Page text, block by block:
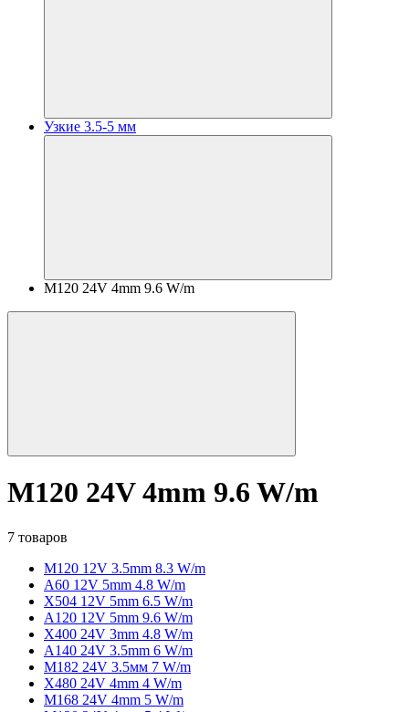
Узкие 3.5-5 мм
M120 24V 4mm 9.6 W/m
M120 24V 4mm 9.6 W/m
7 товаров
M120 12V 3.5mm 8.3 W/m
A60 12V 5mm 4.8 W/m
X504 12V 5mm 6.5 W/m
A120 12V 5mm 9.6 W/m
X400 24V 3mm 4.8 W/m
A140 24V 3.5mm 6 W/m
M182 24V 3.5мм 7 W/m
X480 24V 4mm 4 W/m
M168 24V 4mm 5 W/m